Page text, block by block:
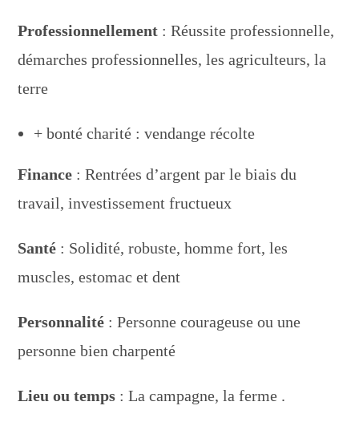
Professionnellement : Réussite professionnelle,
démarches professionnelles, les agriculteurs, la
terre
+ bonté charité : vendange récolte
Finance : Rentrées d’argent par le biais du
travail, investissement fructueux
Santé : Solidité, robuste, homme fort, les
muscles, estomac et dent
Personnalité : Personne courageuse ou une
personne bien charpenté
Lieu ou temps : La campagne, la ferme .